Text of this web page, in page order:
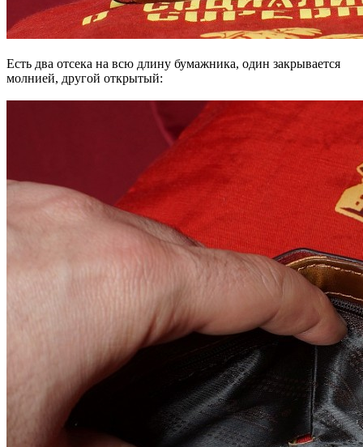
Есть два отсека на всю длину бумажника, один закрывается
молнией, другой открытый: